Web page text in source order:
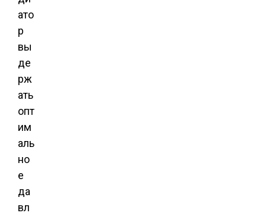
ато
р
вы
де
рж
ать
опт
им
аль
но
е
да
вл